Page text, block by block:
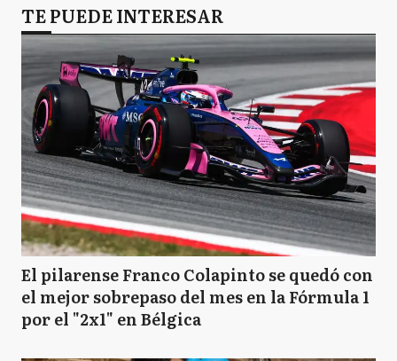
TE PUEDE INTERESAR
El pilarense Franco Colapinto se quedó con
el mejor sobrepaso del mes en la Fórmula 1
por el "2x1" en Bélgica